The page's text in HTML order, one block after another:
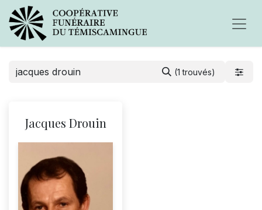
(1 trouvés)
Jacques Drouin